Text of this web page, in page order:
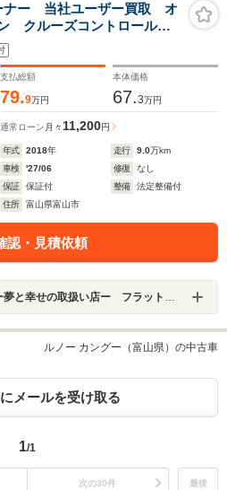
ー 当社ユーザー買取 オ
クルーズコントロール
ラジオチューナー
AUX接続 本革調シートカ
支払総額
79.9万円
本体価格
67.3万円
通常ローン 月々11,200円
年式 2018年 走行 9.0万km
車検
'27/06 修復
なし
保証
保証付 整備
法定整備付
住所
富山県富山市
認・見積依頼
幸せの取扱い店ー フラット７富山
ルノー カングー（富山県）の中古車
メールを受け取る
1/1
次の30件 最後